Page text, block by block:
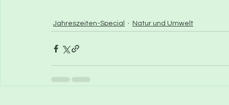
Jahreszeiten-Special Natur und Umwelt